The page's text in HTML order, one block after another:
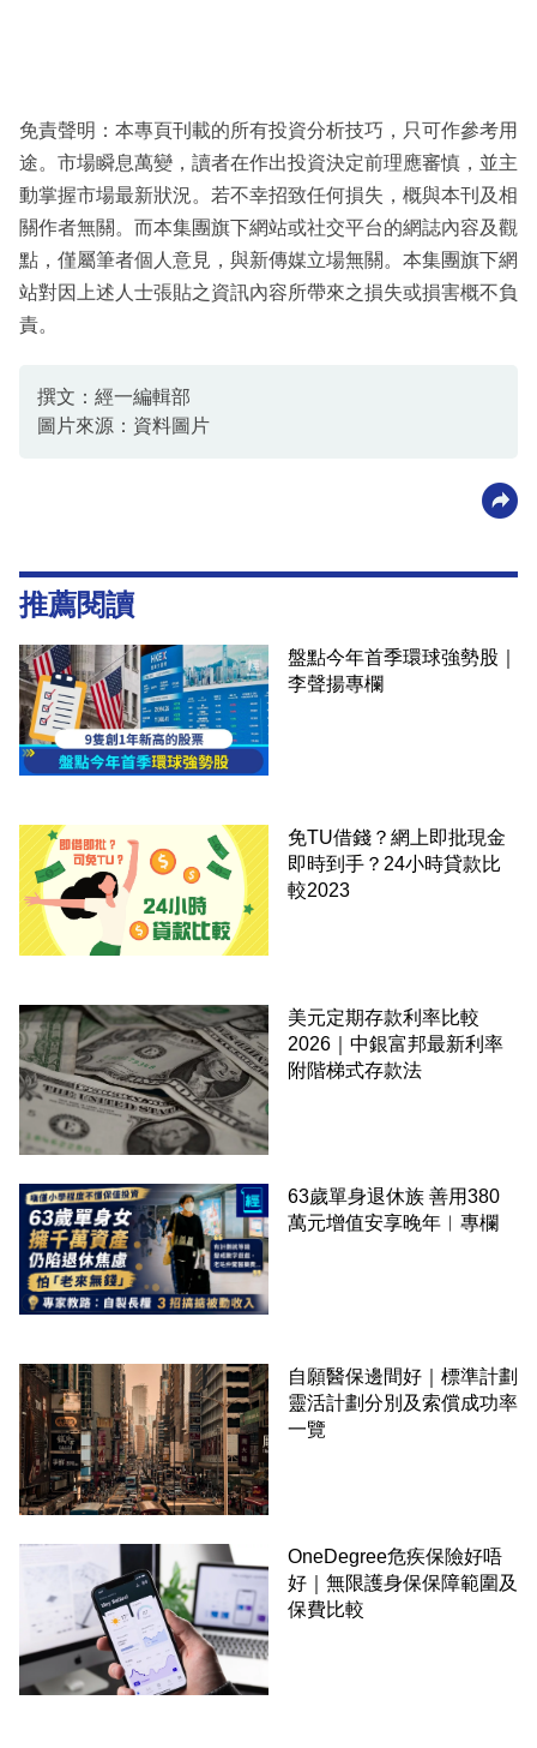
免責聲明：本專頁刊載的所有投資分析技巧，只可作參考用
途。市場瞬息萬變，讀者在作出投資決定前理應審慎，並主
動掌握市場最新狀況。若不幸招致任何損失，概與本刊及相
關作者無關。而本集團旗下網站或社交平台的網誌內容及觀
點，僅屬筆者個人意見，與新傳媒立場無關。本集團旗下網
站對因上述人士張貼之資訊內容所帶來之損失或損害概不負
責。
撰文：經一編輯部
圖片來源：資料圖片
推薦閱讀
盤點今年首季環球強勢股｜
李聲揚專欄
免TU借錢？網上即批現金
即時到手？24小時貸款比
較2023
美元定期存款利率比較
2026｜中銀富邦最新利率
附階梯式存款法
63歲單身退休族 善用380
萬元增值安享晚年︳專欄
自願醫保邊間好｜標準計劃
靈活計劃分別及索償成功率
一覽
OneDegree危疾保險好唔
好｜無限護身保保障範圍及
保費比較